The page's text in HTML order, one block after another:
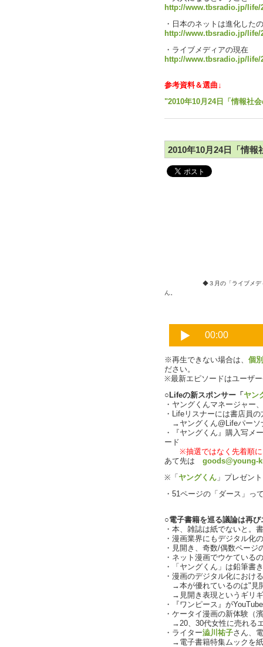
http://www.tbsradio.jp/life/
・日本のネットは進化した
http://www.tbsradio.jp/life/
・ライブメディアの現在
http://www.tbsradio.jp/life/
参考資料＆選曲↓
"2010年10月24日「情報社
2010年10月24日「情
◆３月の「ライブメデ
ん。
※再生できない場合は、 個
ださい。
※最新エピソードはユーザ
○Lifeの新スポンサー「 ヤン
・ヤングくんマネージャー
・Lifeリスナーには書店員
→ヤングくん@Lifeパーソ
・『ヤングくん』購入写メ
ード
※抽選ではなく先着順に
あて先は goods@young-
※「 ヤングくん 」プレゼン
・51ページの「ダース」っ
○電子書籍を巡る議論は再び
・本、雑誌は紙でないと。
・漫画業界にもデジタル化
・見開き、奇数/偶数ページ
・ネット漫画でウケている
・「ヤングくん」は鉛筆書
・漫画のデジタル化におけ
→本が優れているのは"見
→見開き表現というギリ
・『ワンピース』が
・ケータイ漫画の新体験（
→20、30代女性に売れる
・ライター澁川祐子さん、
→電子書籍特集ムックを